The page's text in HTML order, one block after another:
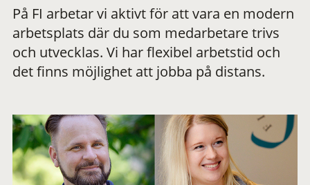
meningsfull och
flexibel
På FI arbetar vi aktivt för att vara en modern
arbetsplats där du som medarbetare trivs
och utvecklas. Vi har flexibel arbetstid och
det finns möjlighet att jobba på distans.